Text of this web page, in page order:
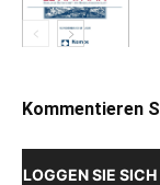
Kommentieren
LOGGEN SIE